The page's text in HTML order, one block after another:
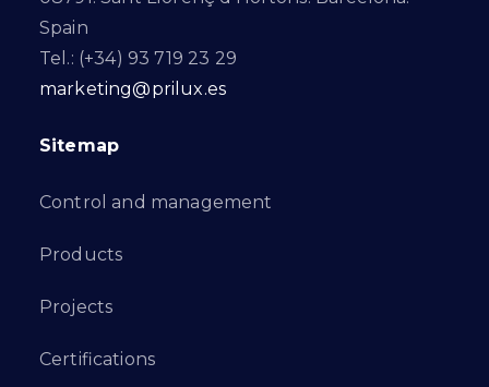
Spain
Tel.: (+34) 93 719 23 29
marketing@prilux.es
Sitemap
Control and management
Products
Projects
Certifications